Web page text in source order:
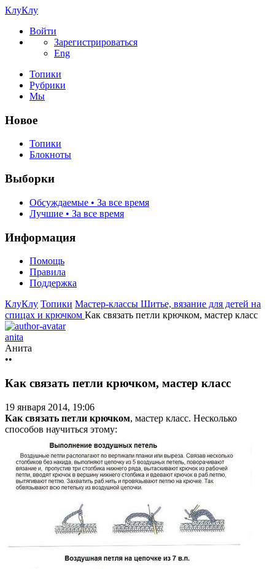
КлуКлу
Войти
Зарегистрироваться
Eng
Топики
Рубрики
Мы
Новое
Топики
Блокноты
Выборки
Обсуждаемые • За все время
Лучшие • За все время
Информация
Помощь
Правила
Поддержка
КлуКлу Топики Мастер-классы Шитье, вязание для детей на
спицах и крючком Как связать петли крючком, мастер класс
anita
Анита
••
Как связать петли крючком, мастер класс
19 января 2014, 19:06
Как связать петли крючком, мастер класс. Несколько
способов научиться этому: